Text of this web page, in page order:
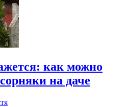
как можно
на даче